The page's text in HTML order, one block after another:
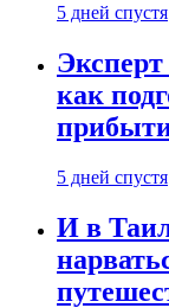
5 дней спустя
как
5 дней спустя
И в